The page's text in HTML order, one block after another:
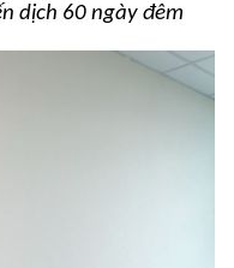
dịch 60 ngày đêm